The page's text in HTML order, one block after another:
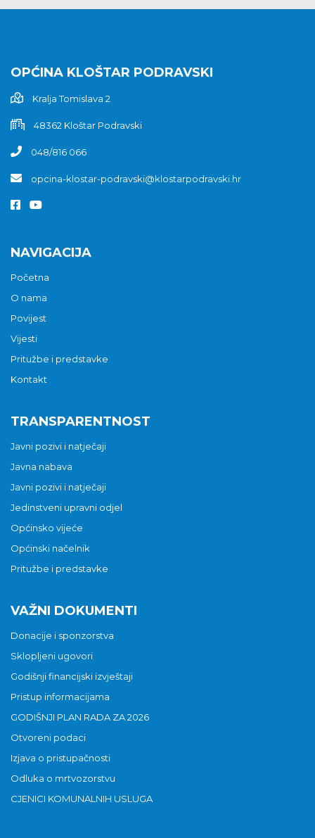
OPĆINA KLOŠTAR PODRAVSKI
Kralja Tomislava 2
48362 Kloštar Podravski
048/816 066
opcina-klostar-podravski@klostarpodravski.hr
NAVIGACIJA
Početna
O nama
Povijest
Vijesti
Pritužbe i predstavke
Kontakt
TRANSPARENTNOST
Javni pozivi i natječaji
Javna nabava
Javni pozivi i natječaji
Jedinstveni upravni odjel
Općinsko vijeće
Općinski načelnik
Pritužbe i predstavke
VAŽNI DOKUMENTI
Donacije i sponzorstva
Sklopljeni ugovori
Godišnji financijski izvještaji
Pristup informacijama
GODIŠNJI PLAN RADA ZA 2026
Otvoreni podaci
Izjava o pristupačnosti
Odluka o mrtvozorstvu
CJENICI KOMUNALNIH USLUGA